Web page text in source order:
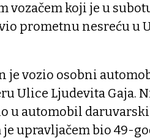
vozačem koji je u
prometnu nesreću u
je vozio osobni
Ulice Ljudevita Gaja.
u automobil
upravljačem bio 49-